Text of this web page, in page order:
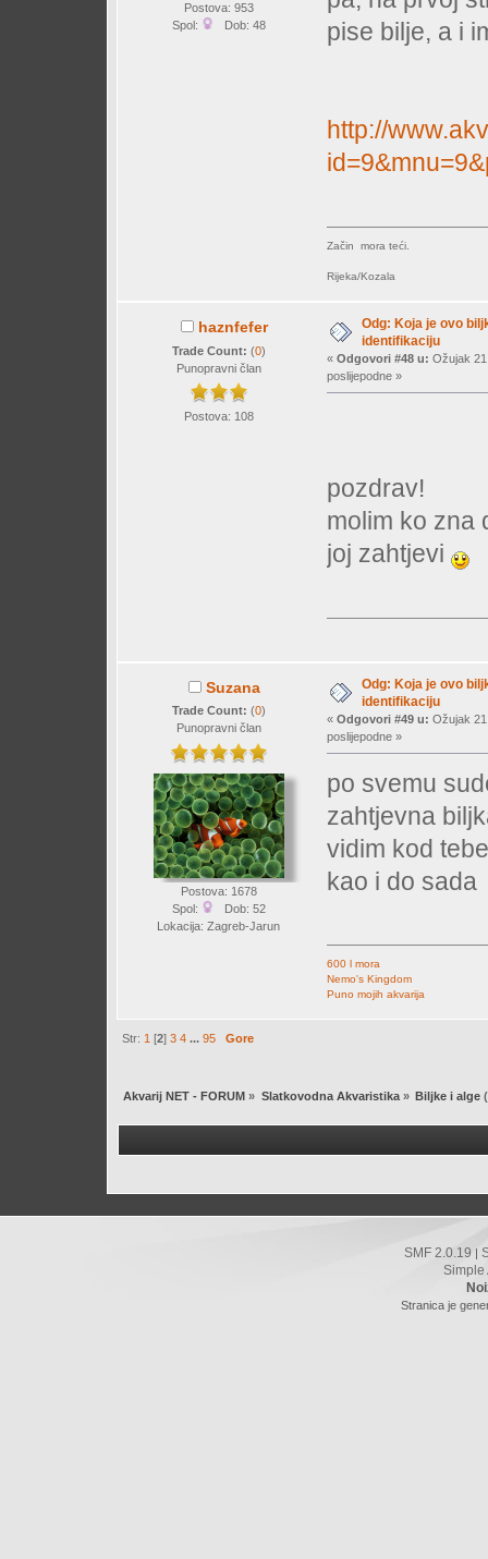
Postova: 953
Spol:
Dob: 48
pise bilje, a i
http://
Začin mora teći.
Rijeka/Kozala
haznfefer
Trade Count: (0)
Punopravni član
Postova: 108
Odg: Koja je ovo
identifikaciju
« Odgovori #48 u: Ožujak
poslijepodne »
pozdrav!
molim ko zna
joj zahtjevi
Suzana
Trade Count: (0)
Punopravni član
Postova: 1678
Spol:
Dob: 52
Lokacija: Zagreb-Jarun
Odg: Koja je ovo
identifikaciju
« Odgovori #49 u: Ožujak
poslijepodne »
po svemu
zahtjevna
vidim kod
kao i do sada
600 l mora
Nemo's Kingdom
Puno mojih akvarija
Str: 1 [2]3 4 ...95 Gore
Akvarij NET - FORUM » Slatkovodna Akvaristika» Biljke i alge
SMF 2.0.19
Simple
Stranica je